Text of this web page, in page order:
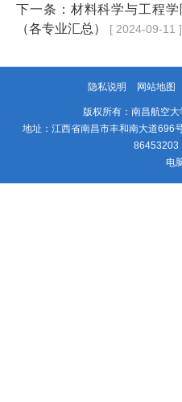
下一条： 材料科学与工程
（各专业汇总）
[ 2024-09-11 ]
隐私说明 网站地图
版权所有：南昌航空
地址：江西省南昌市丰和南大道
86453203
电